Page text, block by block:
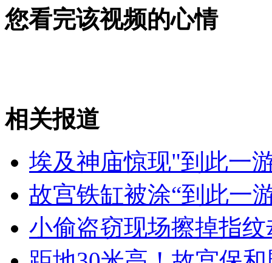
日本核重镇发生核泄漏事故
山西运城恶犬咬伤多人 警民合力深夜将其击毙
女孩北京地铁殴打老人 痛下狠手拳打脚踢
无痛分娩是否安全 医生回应
您看完该视频的心情
相关报道
埃及神庙惊现"到此一
故宫铁缸被涂“到此一
小偷盗窃现场擦掉指